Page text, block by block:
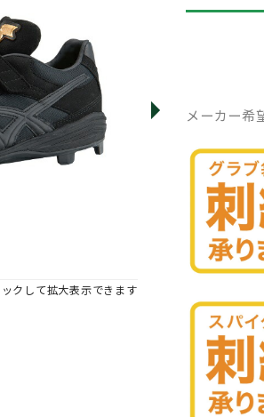
クして拡大表示できます
メーカー希